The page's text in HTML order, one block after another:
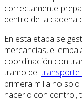
correctamente
dentro de la cadena
En esta etapa se
mercancías, el
coordinación con
tramo deltransporte
primera milla no
hacerlo con control,